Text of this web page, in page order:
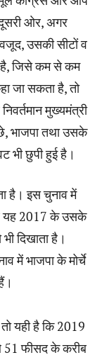
दूसरी ओर, अगर
उसकी सीटों व
है, जिसे कम से कम
जा सकता है, तो
मुख्यमंत्री
भाजपा तथा उसके
भी छुपी हुई है।
है। इस चुनाव में
यह 2017 के उसके
दिखाता है।
में भाजपा के मोर्चे
यही है कि 2019
51 फीसद के करीब